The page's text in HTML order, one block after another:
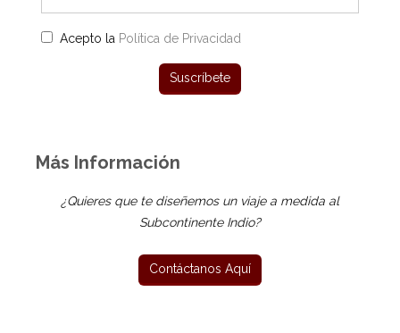
Acepto la Política de Privacidad
Más Información
¿Quieres que te diseñemos un viaje a medida al
Subcontinente Indio?